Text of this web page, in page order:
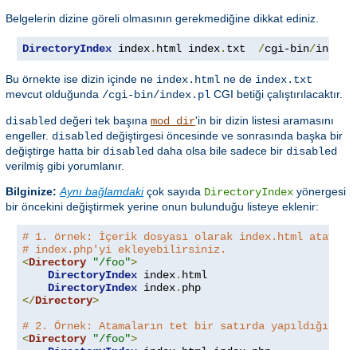
Belgelerin dizine göreli olmasının gerekmediğine dikkat ediniz.
DirectoryIndex index. html index. txt /cgi-bin/index
Bu örnekte ise dizin içinde ne index.html ne de index.txt
mevcut olduğunda /cgi-bin/index.pl CGI betiği çalıştırılacaktır.
disabled değeri tek başına mod_dir'in bir dizin listesi aramasını
engeller. disabled değiştirgesi öncesinde ve sonrasında başka bir
değiştirge hatta bir disabled daha olsa bile sadece bir disabled
verilmiş gibi yorumlanır.
Bilginize: Aynı bağlamdakiçok sayıda DirectoryIndex yönergesi
bir öncekini değiştirmek yerine onun bulunduğu listeye eklenir:
# 1. örnek: İçerik dosyası olarak index.html atayıp
# index.php'yi ekleyebilirsiniz.
<Directory "/foo">
DirectoryIndex index. html
DirectoryIndex index.
</Directory>
# 2. Örnek: Atamaların tet bir satırda yapıldığı
<Directory "/foo">